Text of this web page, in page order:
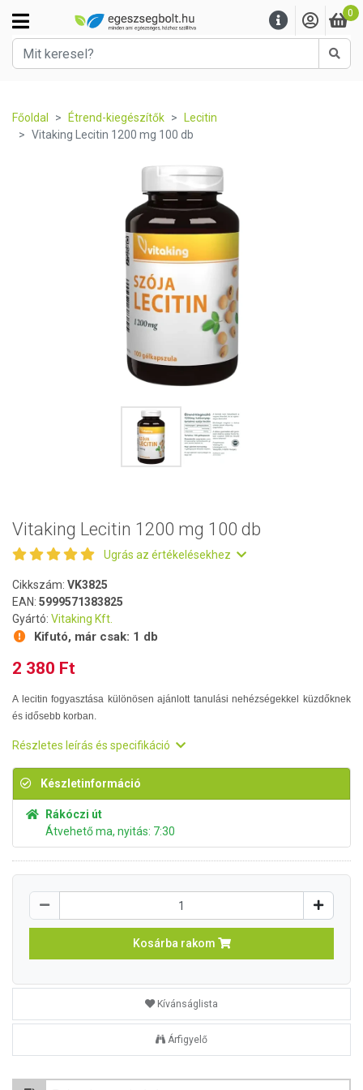
0
Főoldal Étrend-kiegészítők
Lecitin
Vitaking Lecitin 1200 mg 100 db
Vitaking Lecitin 1200 mg 100 db
Ugrás az értékelésekhez
Cikkszám: VK3825
EAN: 5999571383825
Gyártó: Vitaking Kft.
Kifutó, már csak: 1 db
2 380 Ft
A lecitin fogyasztása különösen ajánlott tanulási nehézségekkel küzdőknek
és idősebb korban.
Részletes leírás és specifikáció
Készletinformáció
Rákóczi út
Átvehető ma, nyitás: 7:30
Kosárba rakom
Kívánságlista
Árfigyelő